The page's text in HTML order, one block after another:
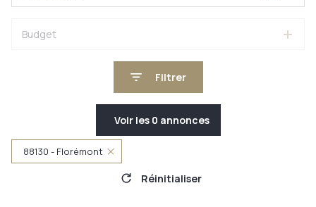
Budget
Filtrer
Voir les 0 annonces
88130 - Florémont
Réinitialiser